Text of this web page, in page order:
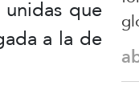
que
a la de